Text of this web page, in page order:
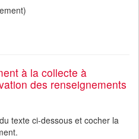
à la collecte à
des renseignements
texte ci-dessous et cocher la